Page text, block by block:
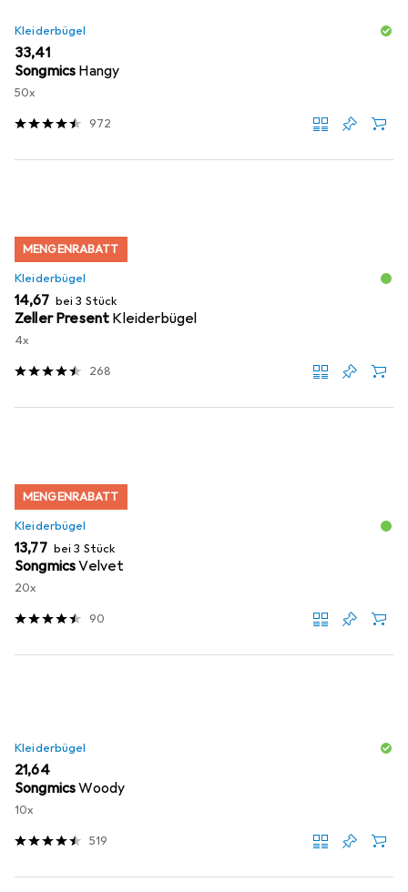
Kleiderbügel
EUR
33,41
Songmics Hangy
50x
972
MENGENRABATT
Kleiderbügel
EUR
14,67 bei 3 Stück
Zeller Present Kleiderbügel
4x
268
MENGENRABATT
Kleiderbügel
EUR
13,77 bei 3 Stück
SongmicsVelvet
20x
90
Kleiderbügel
EUR
21,64
SongmicsWoody
10x
519